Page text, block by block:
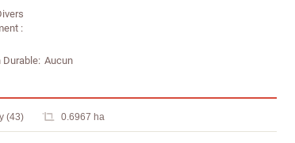
Durable Aucun
(43) 0.6967 ha